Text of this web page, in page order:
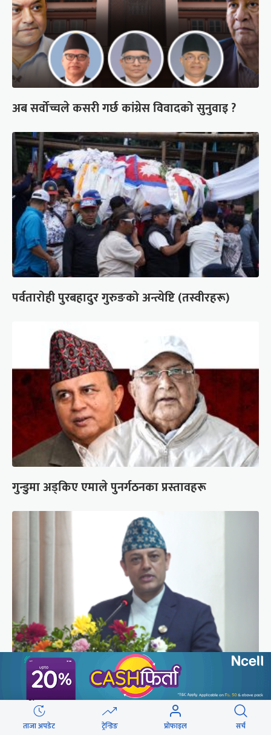
अब सर्वोच्चले कसरी गर्छ कांग्रेस विवादको सुनुवाइ ?
पर्वतारोही पुरबहादुर गुरुङको अन्त्येष्टि (तस्वीरहरू)
गुन्डुमा अड्किए एमाले पुनर्गठनका प्रस्तावहरू
‘संसद्‍मा कालो चस्मा खोल्नू, बैठक चल्दा सेयर कारोबार
नगर्नू’
ताजा अपडेट ट्रेन्डिङ प्रोफाइल सर्च